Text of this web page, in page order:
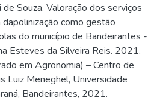
Souza. Valoração dos serviços
como gestão
do município de Bandeirantes -
Esteves da Silveira Reis. 2021.
em Agronomia) – Centro de
Luiz Meneghel, Universidade
Bandeirantes, 2021.